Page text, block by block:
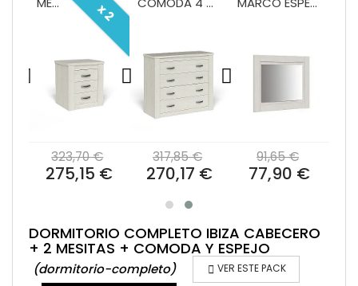
x 2
323,70 €
275,15 €
317,85 €
270,17 €
91,65 €
77,90 €
DORMITORIO COMPLETO IBIZA CABECERO
+ 2 MESITAS + COMODA Y ESPEJO
(dormitorio-completo)  VER ESTE PACK